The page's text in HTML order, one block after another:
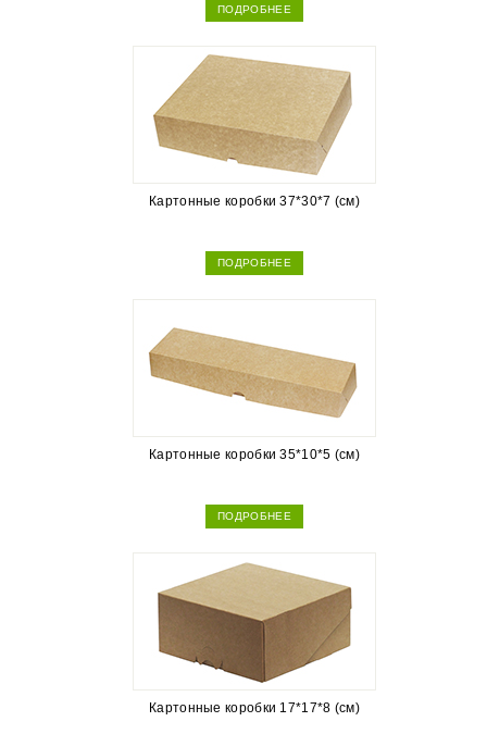
ПОДРОБНЕЕ
Картонные коробки 37*30*7 (см)
ПОДРОБНЕЕ
Картонные коробки 35*10*5 (см)
ПОДРОБНЕЕ
Картонные коробки 17*17*8 (см)